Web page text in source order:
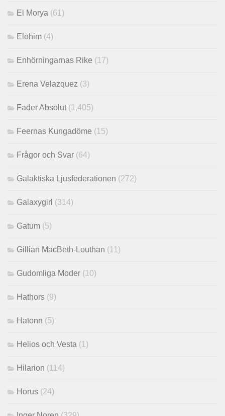
El Morya (61)
Elohim (4)
Enhörningarnas Rike (17)
Erena Velazquez (3)
Fader Absolut (1,405)
Feernas Kungadöme (15)
Frågor och Svar (64)
Galaktiska Ljusfederationen (272)
Galaxygirl (314)
Gatum (5)
Gillian MacBeth-Louthan (11)
Gudomliga Moder (10)
Hathors (9)
Hatonn (5)
Helios och Vesta (1)
Hilarion (114)
Horus (24)